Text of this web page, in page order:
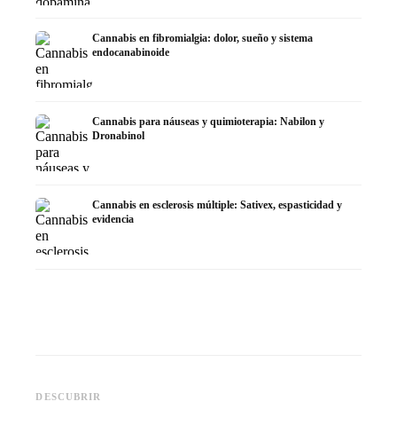
Cannabis en fibromialgia: dolor, sueño y sistema
endocanabinoide
Cannabis para náuseas y quimioterapia: Nabilon y
Dronabinol
Cannabis en esclerosis múltiple: Sativex, espasticidad y
evidencia
DESCUBRIR
la investigación